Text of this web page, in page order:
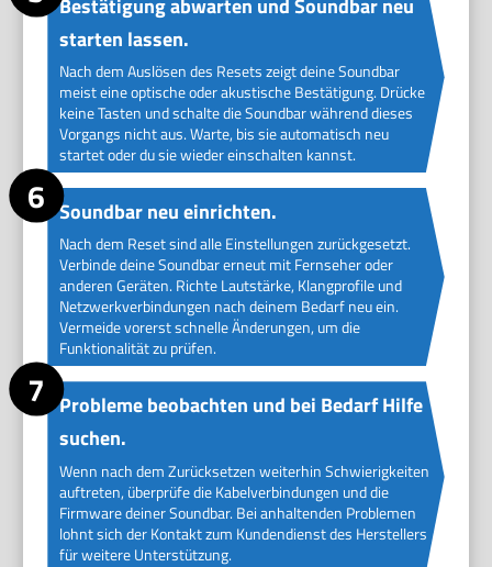
starten lassen.
Nach dem Auslösen des Resets zeigt deine Soundbar
meist eine optische oder akustische Bestätigung. Drücke
keine Tasten und schalte die Soundbar während dieses
Vorgangs nicht aus. Warte, bis sie automatisch neu
startet oder du sie wieder einschalten kannst.
Soundbar neu einrichten.
Nach dem Reset sind alle Einstellungen zurückgesetzt.
Verbinde deine Soundbar erneut mit Fernseher oder
anderen Geräten. Richte Lautstärke, Klangprofile und
Netzwerkverbindungen nach deinem Bedarf neu ein.
Vermeide vorerst schnelle Änderungen, um die
Funktionalität zu prüfen.
Probleme beobachten und bei Bedarf Hilfe
suchen.
Wenn nach dem Zurücksetzen weiterhin Schwierigkeiten
auftreten, überprüfe die Kabelverbindungen und die
Firmware deiner Soundbar. Bei anhaltenden Problemen
lohnt sich der Kontakt zum Kundendienst des Herstellers
für weitere Unterstützung.